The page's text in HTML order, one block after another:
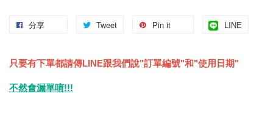
分享 Tweet Pin it LINE
只要有下單都請傳LINE跟我們說"訂單編號"和"使用日期"
不然會漏單唷!!!